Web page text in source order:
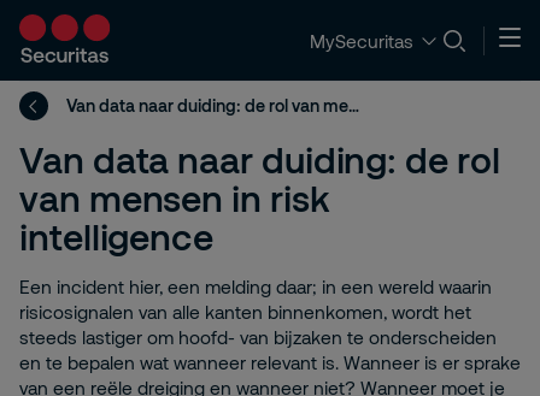
MySecuritas
Van data naar duiding: de rol van mensen in risk intelligence
Van data naar duiding: de rol
van mensen in risk
intelligence
Een incident hier, een melding daar; in een wereld waarin
risicosignalen van alle kanten binnenkomen, wordt het
steeds lastiger om hoofd- van bijzaken te onderscheiden
en te bepalen wat wanneer relevant is. Wanneer is er sprake
van een reële dreiging en wanneer niet? Wanneer moet je